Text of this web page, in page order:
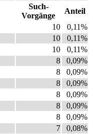
Such-
Vorgänge
Anteil
10
0,11%
10
0,11%
10
0,11%
8
0,09%
8
0,09%
8
0,09%
8
0,09%
8
0,09%
8
0,09%
7
0,08%